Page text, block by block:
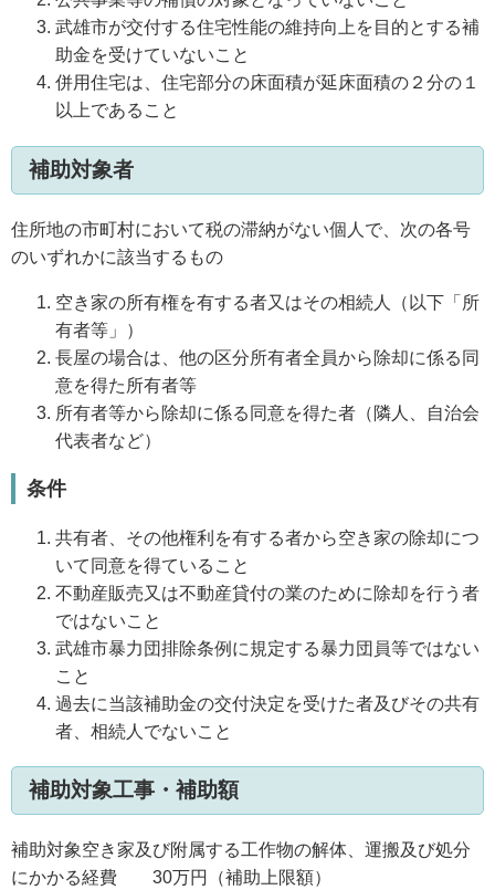
武雄市が交付する住宅性能の維持向上を目的とする補
助金を受けていないこと
併用住宅は、住宅部分の床面積が延床面積の２分の１
以上であること
補助対象者
住所地の市町村において税の滞納がない個人で、次の各号
のいずれかに該当するもの
空き家の所有権を有する者又はその相続人（以下「所
有者等」）
長屋の場合は、他の区分所有者全員から除却に係る同
意を得た所有者等
所有者等から除却に係る同意を得た者（隣人、自治会
代表者など）
条件
共有者、その他権利を有する者から空き家の除却につ
いて同意を得ていること
不動産販売又は不動産貸付の業のために除却を行う者
ではないこと
武雄市暴力団排除条例に規定する暴力団員等ではない
こと
過去に当該補助金の交付決定を受けた者及びその共有
者、相続人でないこと
補助対象工事・補助額
補助対象空き家及び附属する工作物の解体、運搬及び処分
にかかる経費 30万円（補助上限額）